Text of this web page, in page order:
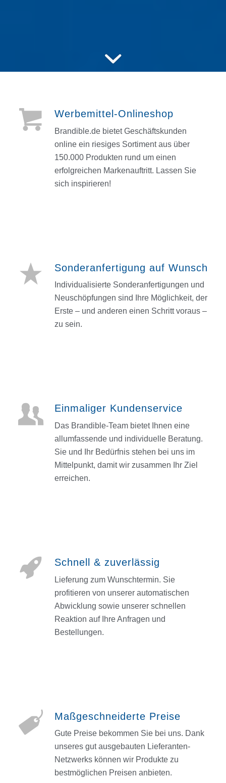
Werbemittel-Onlineshop
Brandible.de bietet Geschäftskunden
online ein riesiges Sortiment aus über
150.000 Produkten rund um einen
erfolgreichen Markenauftritt. Lassen Sie
sich inspirieren!
Sonderanfertigung auf Wunsch
Individualisierte Sonderanfertigungen und
Neuschöpfungen sind Ihre Möglichkeit, der
Erste – und anderen einen Schritt voraus –
zu sein.
Einmaliger Kundenservice
Das Brandible-Team bietet Ihnen eine
allumfassende und individuelle Beratung.
Sie und Ihr Bedürfnis stehen bei uns im
Mittelpunkt, damit wir zusammen Ihr Ziel
erreichen.
Schnell & zuverlässig
Lieferung zum Wunschtermin. Sie
profitieren von unserer automatischen
Abwicklung sowie unserer schnellen
Reaktion auf Ihre Anfragen und
Bestellungen.
Maßgeschneiderte Preise
Gute Preise bekommen Sie bei uns. Dank
unseres gut ausgebauten Lieferanten-
Netzwerks können wir Produkte zu
bestmöglichen Preisen anbieten.